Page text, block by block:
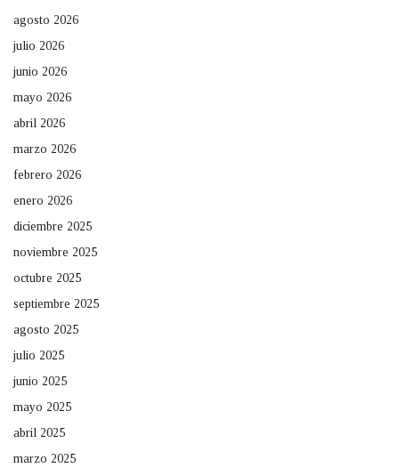
agosto 2026
julio 2026
junio 2026
mayo 2026
abril 2026
marzo 2026
febrero 2026
enero 2026
diciembre 2025
noviembre 2025
octubre 2025
septiembre 2025
agosto 2025
julio 2025
junio 2025
mayo 2025
abril 2025
marzo 2025